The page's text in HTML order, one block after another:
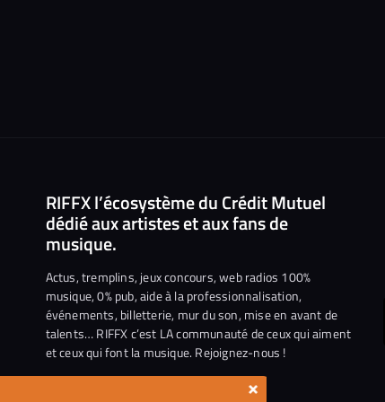
RIFFX l’écosystème du Crédit Mutuel
dédié aux artistes et aux fans de
musique.
Actus, tremplins, jeux concours, web radios 100%
musique, 0% pub, aide à la professionnalisation,
événements, billetterie, mur du son, mise en avant de
talents… RIFFX c’est LA communauté de ceux qui aiment
et ceux qui font la musique. Rejoignez-nous !
×